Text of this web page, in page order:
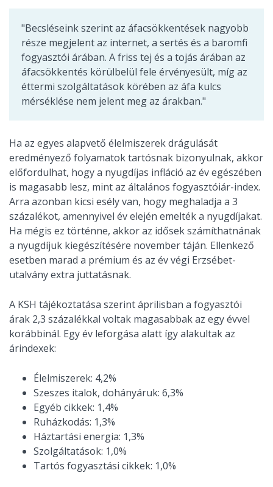
"Becsléseink szerint az áfacsökkentések nagyobb
része megjelent az internet, a sertés és a baromfi
fogyasztói árában. A friss tej és a tojás árában az
áfacsökkentés körülbelül fele érvényesült, míg az
éttermi szolgáltatások körében az áfa kulcs
mérséklése nem jelent meg az árakban."
Ha az egyes alapvető élelmiszerek drágulását
eredményező folyamatok tartósnak bizonyulnak, akkor
előfordulhat, hogy a nyugdíjas infláció az év egészében
is magasabb lesz, mint az általános fogyasztóiár-index.
Arra azonban kicsi esély van, hogy meghaladja a 3
százalékot, amennyivel év elején emelték a nyugdíjakat.
Ha mégis ez történne, akkor az idősek számíthatnának
a nyugdíjuk kiegészítésére november táján. Ellenkező
esetben marad a prémium és az év végi Erzsébet-
utalvány extra juttatásnak.
A KSH tájékoztatása szerint áprilisban a fogyasztói
árak 2,3 százalékkal voltak magasabbak az egy évvel
korábbinál. Egy év leforgása alatt így alakultak az
árindexek:
Élelmiszerek: 4,2%
Szeszes italok, dohányáruk: 6,3%
Egyéb cikkek: 1,4%
Ruházkodás: 1,3%
Háztartási energia: 1,3%
Szolgáltatások: 1,0%
Tartós fogyasztási cikkek: 1,0%